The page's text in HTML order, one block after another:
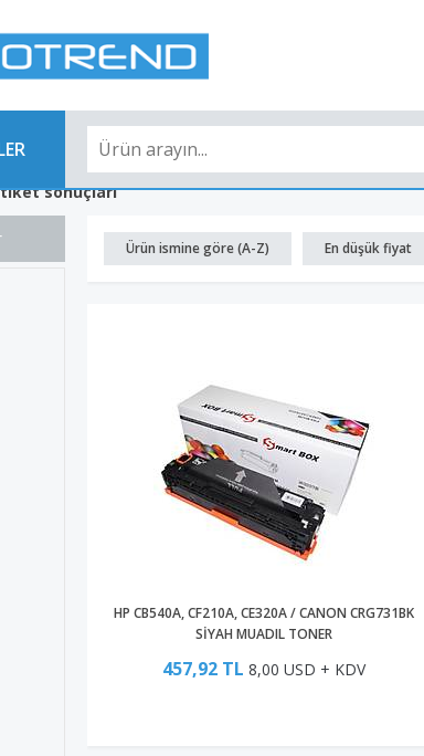
sonuçları
Ürün ismine göre (A-Z) En düşük fiyat
HP CB540A, CF210A, CE320A / CANON CRG731BK
SİYAH MUADIL TONER
457,92 TL 8,00 USD + KDV